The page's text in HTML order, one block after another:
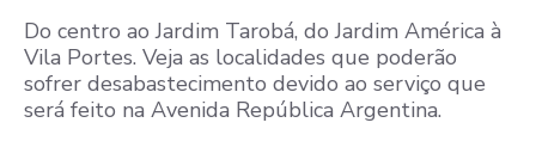
Do centro ao Jardim Tarobá, do Jardim América à
Vila Portes. Veja as localidades que poderão
sofrer desabastecimento devido ao serviço que
será feito na Avenida República Argentina.